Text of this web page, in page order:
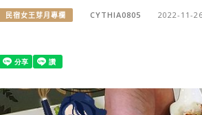
民宿女王芽月專欄 CYTHIA0805 2022-11-